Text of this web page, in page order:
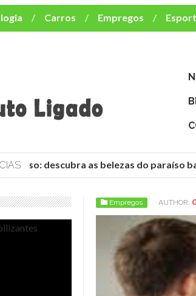
Carros Empregos
Negócios
Música e TV
descubra as belezas do paraíso
Empregos AUTHOR: